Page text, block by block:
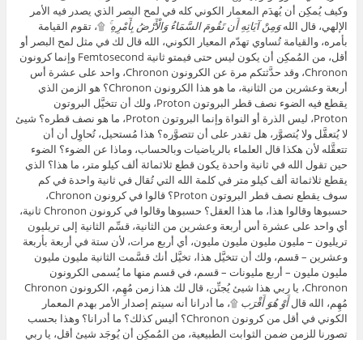
وكيف يُمكِن أن يُهدَم المعمار الكوني كله في لمح البصر الذي يصدر فيه الأمر
الإلهي، قال اللهوَمِنْ آيَاتِهِ أَن تَقُومَ السَّمَاءُ وَالْأَرْضُ بِأَمْرِهِ ۚ ۩، تقوم القيامة
بأمره، والقيامة تُساوي تهدّم المعيار الكوني، الله قال لك في مثل لمح البصر أو
أقل، من المُمكِن أن يكون ليس حتى فيمتو ثانية Femtosecond وإنما كرونون
Chronon، وقد حدَّثتكم مرة عن الكرونون Chronon، واحد على عشرة أس
أربعة وعشرين من الثانية، ما هو هذا الكرونون Chronon؟ هو الزمن الذي
يقطع فيه الضوء نصف قطر البروتون Proton، ولك أن تتخيَّل البروتون
Proton، ليس الذرة أو النواة وإنما البروتون Proton، ما هو نصف قطره؟ شيئ
لا يُتعقَّل ولا يُتصوَّر، هل تقدر على أن تتصوَّره؟ هذا مُستحيل، تُحاوِل أن أن
تتعقَّله لأن هكذا قال العلماء بالرياضيات وبالحساب، وماذا عن الضوء؟ الضوء
حين تقول الله في ثانية واحدة يكون قطع ثلاثمائة ألف كيلو متر، ما هذا؟ الذي
يقطع ثلاثمائة ألف كيلو متر في كلمة الله التي تُقال في ثانية واحدة في كم
سوف يقطع نصف قطر البروتون Proton؟ قالوا في كرونون Chronon،
حسبوها وقالوا هذا، ما هذا العقل؟ حسبوها وقالوا في كرونون Chronon ثانية،
أي واحد على عشرة أس أربعة وعشرين من الثانية، قسِّم الثانية إلى تريليون
تريليون – مليون مليون مليون مليون، أي أربع مرات، لأن ستة في أربعة بأربعة
وعشرين – قسم، ولك أن تتخيَّل هذا، تخيَّل أنك قسَّمت الثانية مليون مليون
مليون مليون – أربع مليونات – قسم، في قسم منها ما يُسمى الكرونون
Chronon، يا ربي هذا شيئ يُجنِّن، قال لك هذا زمن مُهِم، الكرونون Chronon
مُهِم، الله قالأَوْ هُوَ أَقْرَب ۩، ما أدرانا أنه سيتم إصدار الأمر بهدم المعمار
الكوني في أقل من كرونون Chronon؟ أليس كذلك؟ ما أدرانا؟ وهذا بحسب
تصورنا للزمن ضمن الثوابت الطبيعية، من المُمكِن أن يُوجَد شيئ أقل، يا ربي